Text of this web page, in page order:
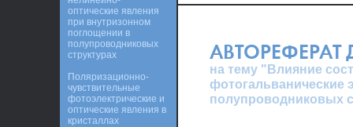
АВТОРЕФЕРАТ
на тему "Влияние
фотогальванические
полупроводниковых
оптические явления
при внутризонном
поглощении в
полупроводниковых
структурах
Поляризационно-
чувствительные
фотоэлектрические и
оптические явления в
кристаллах